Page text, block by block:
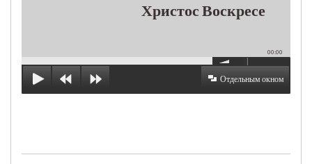
Христос Воскресе
00:00
Отдельным окном